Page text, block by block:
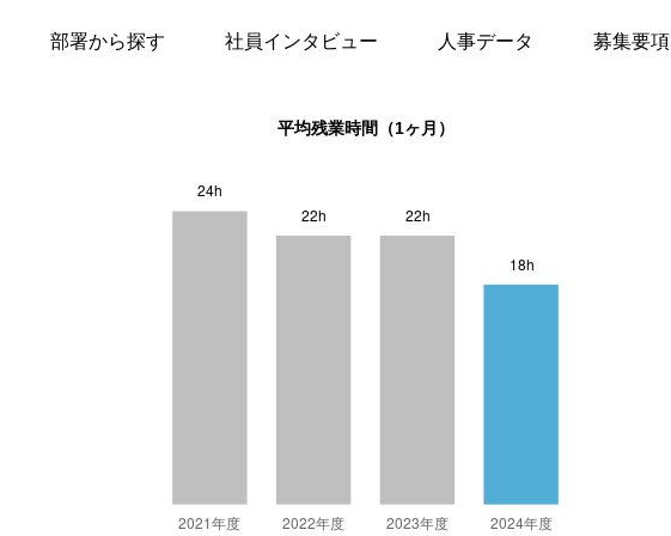
部署から探す 社員インタビュー 人事データ 募集要項
平均残業時間（1ヶ月）